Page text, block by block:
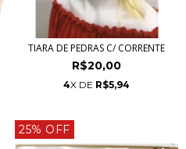
TIARA DE PEDRAS C/ CORRENTE
R$20,00
4X DE R$5,94
25% OFF